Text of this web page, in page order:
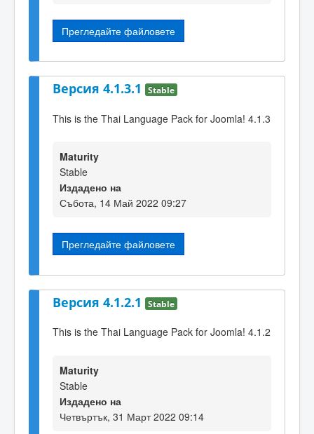
Прегледайте файловете
Версия 4.1.3.1 Stable
This is the Thai Language Pack for Joomla! 4.1.3
Maturity
Stable
Издадено на
Събота, 14 Май 2022 09:27
Прегледайте файловете
Версия 4.1.2.1 Stable
This is the Thai Language Pack for Joomla! 4.1.2
Maturity
Stable
Издадено на
Четвъртък, 31 Март 2022 09:14